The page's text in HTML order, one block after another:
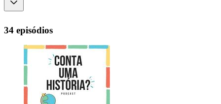
34 episódios